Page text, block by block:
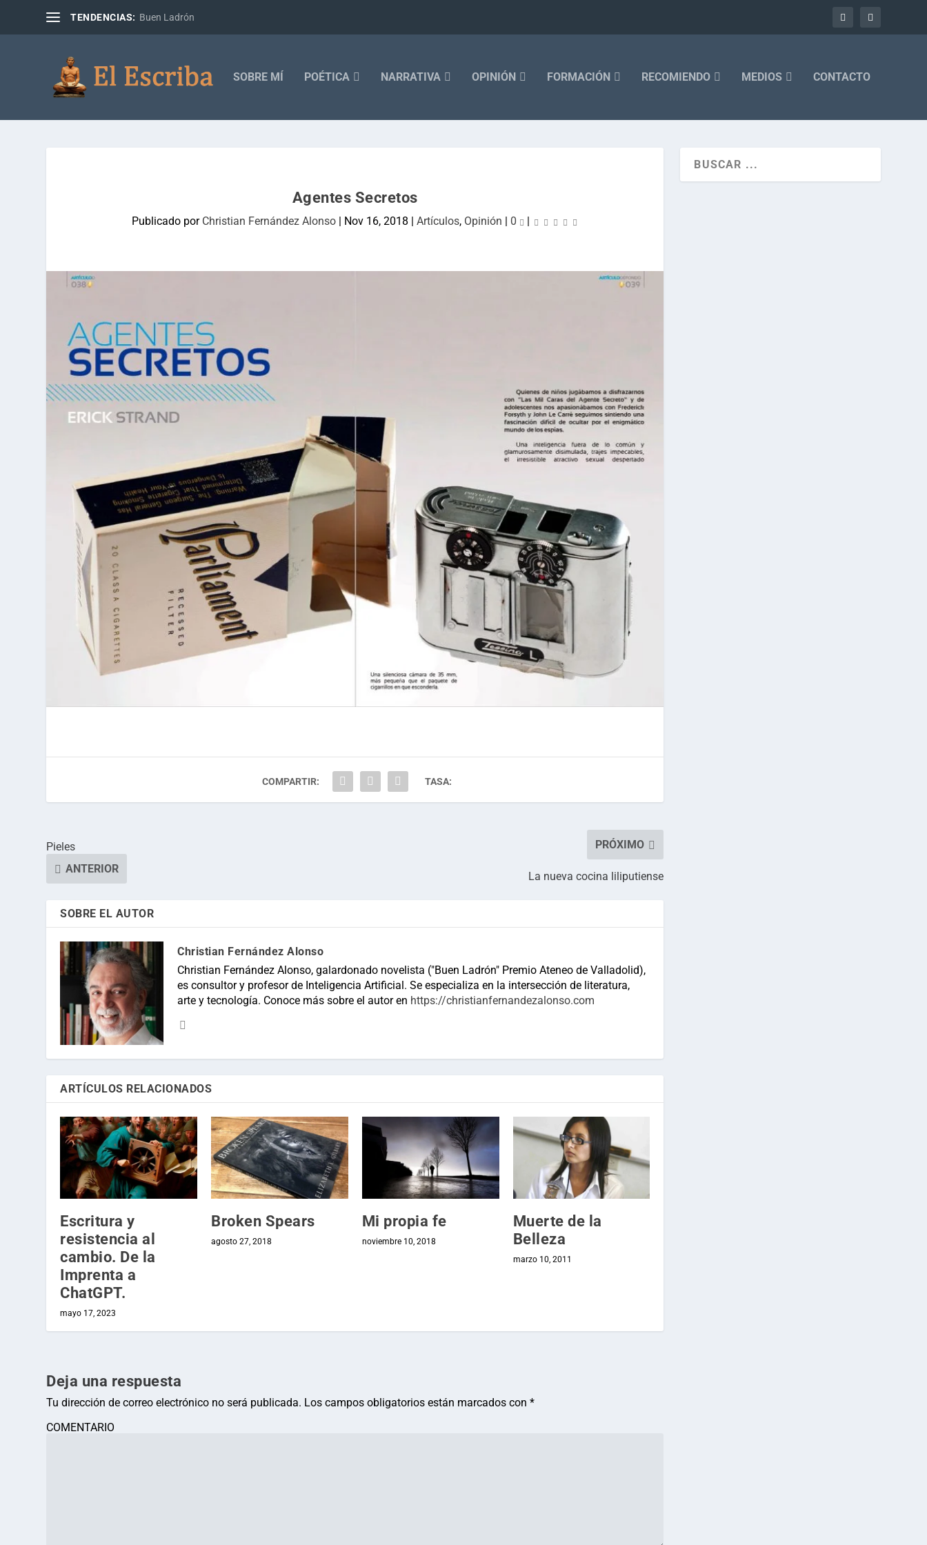
TENDENCIAS: Buen Ladrón
SOBRE MÍ POÉTICA NARRATIVA OPINIÓN FORMACIÓN RECOMIENDO MEDIOS CONTACTO
Agentes Secretos
Publicado por Christian Fernández Alonso | Nov 16, 2018 |Artículos, Opinión | 0 |
COMPARTIR: TASA:
Pieles
ANTERIOR
PRÓXIMO
La nueva cocina liliputiense
SOBRE EL AUTOR
Christian Fernández Alonso
Christian Fernández Alonso, galardonado novelista ("Buen Ladrón" Premio Ateneo de Valladolid),
es consultor y profesor de Inteligencia Artificial. Se especializa en la intersección de literatura,
arte y tecnología. Conoce más sobre el autor en https://christianfernandezalonso.com
ARTÍCULOS RELACIONADOS
Escritura y
resistencia al
cambio. De la
Imprenta a
ChatGPT.
mayo 17, 2023
Broken Spears
agosto 27, 2018
Mi propia fe
noviembre 10, 2018
Muerte de la
Belleza
marzo 10, 2011
Deja una respuesta
Tu dirección de correo electrónico no será publicada. Los campos obligatorios están marcados con*
COMENTARIO